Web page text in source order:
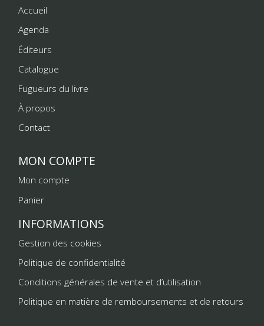
Accueil
Agenda
Éditeurs
Catalogue
Fugueurs du livre
À propos
Contact
MON COMPTE
Mon compte
Panier
INFORMATIONS
Gestion des cookies
Politique de confidentialité
Conditions générales de vente et d’utilisation
Politique en matière de remboursements et de retours